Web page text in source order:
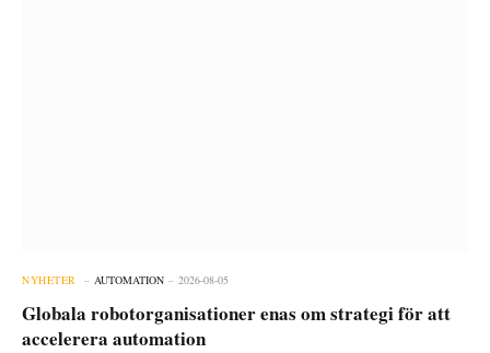
NYHETER AUTOMATION 2026-08-05
Globala robotorganisationer enas om strategi för att
accelerera automation